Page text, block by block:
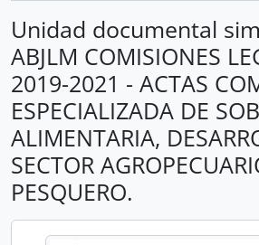
Unidad documental
ABJLM COMISIONES
2019-2021 - ACTAS
ESPECIALIZADA DE
ALIMENTARIA,
SECTOR
PESQUERO.